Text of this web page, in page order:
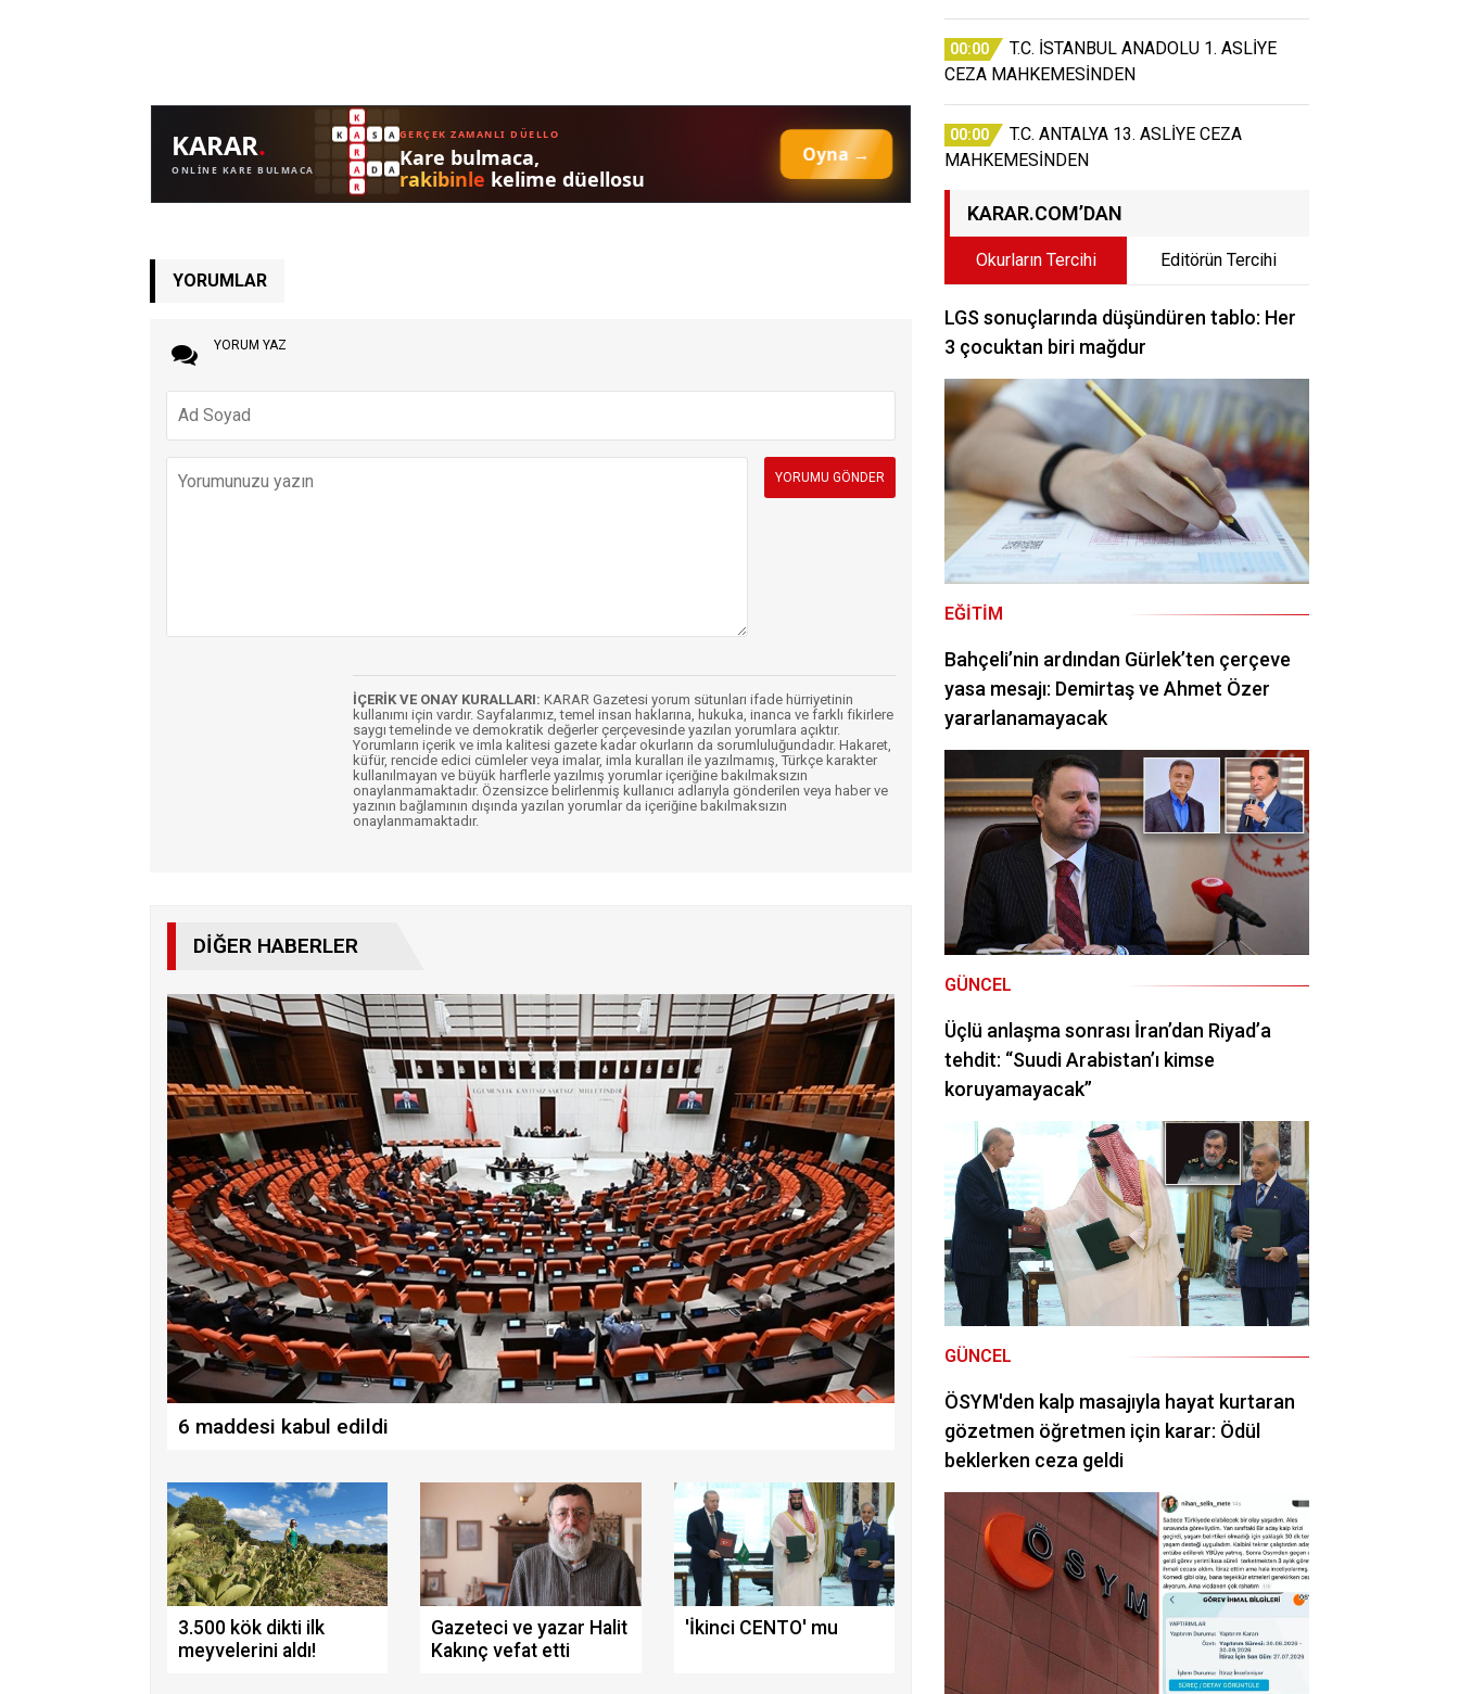
YORUMLAR
YORUM YAZ
İÇERİK VE ONAY KURALLARI: KARAR Gazetesi yorum sütunları ifade hürriyetinin
kullanımı için vardır. Sayfalarımız, temel insan haklarına, hukuka, inanca ve farklı fikirlere
saygı temelinde ve demokratik değerler çerçevesinde yazılan yorumlara açıktır.
Yorumların içerik ve imla kalitesi gazete kadar okurların da sorumluluğundadır. Hakaret,
küfür, rencide edici cümleler veya imalar, imla kuralları ile yazılmamış, Türkçe karakter
kullanılmayan ve büyük harflerle yazılmış yorumlar içeriğine bakılmaksızın
onaylanmamaktadır. Özensizce belirlenmiş kullanıcı adlarıyla gönderilen veya haber ve
yazının bağlamının dışında yazılan yorumlar da içeriğine bakılmaksızın
onaylanmamaktadır.
DIĞER HABERLER
6 maddesi kabul edildi
3.500 kök dikti ilk
meyvelerini aldı!
Gazeteci ve yazar Halit
Kakınç vefat etti
'İkinci CENTO' mu
00:00
T.C. İSTANBUL ANADOLU 1. ASLİYE
CEZA MAHKEMESİNDEN
00:00
T.C. ANTALYA 13. ASLİYE CEZA
MAHKEMESİNDEN
KARAR.COM’DAN
Okurların Tercihi Editörün Tercihi
LGS sonuçlarında düşündüren tablo: Her
3 çocuktan biri mağdur
EĞITIM
Bahçeli’nin ardından Gürlek’ten çerçeve
yasa mesajı: Demirtaş ve Ahmet Özer
yararlanamayacak
GÜNCEL
Üçlü anlaşma sonrası İran’dan Riyad’a
tehdit: “Suudi Arabistan’ı kimse
koruyamayacak”
GÜNCEL
ÖSYM'den kalp masajıyla hayat kurtaran
gözetmen öğretmen için karar: Ödül
beklerken ceza geldi